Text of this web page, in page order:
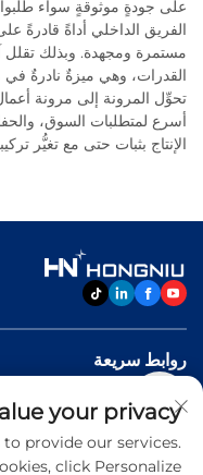
على جودةٍ موثوقةٍ سواء
الفريق الداخلي أداةً قادرةً
مستمرة ومجهدة. وبذلك تقلل
القدرات، وهي ميزةٌ نادرةٌ في
تحوِّل المرونة إلى مرونة
أسرع لمتطلبات السوق،
الإنتاج بثبات حتى مع تغيُّر
روابط سريعة
منتجات
your privacy
provide our services.
click Personalize